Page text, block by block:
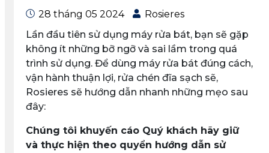
28 tháng 05 2024
Rosieres
Lần đầu tiên sử dụng máy rửa bát, bạn sẽ gặp
không ít những bỡ ngỡ và sai lầm trong quá
trình sử dụng. Để dùng máy rửa bát đúng cách,
vận hành thuận lợi, rửa chén đĩa sạch sẽ,
Rosieres sẽ hướng dẫn nhanh những mẹo sau
đây:
Chúng tôi khuyến cáo Quý khách hãy giữ
và thực hiện theo quyển hướng dẫn sử